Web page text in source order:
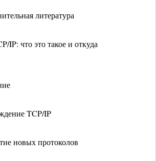
литература
IP: что это такое и откуда
TCP/IP
новых протоколов